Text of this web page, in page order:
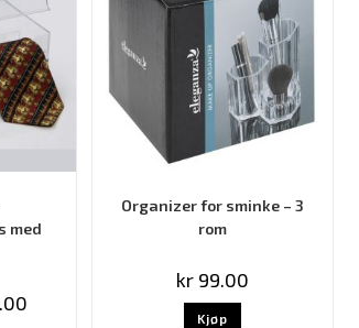
med
Organizer for sminke – 3
rom
kr99.00
Kjøp